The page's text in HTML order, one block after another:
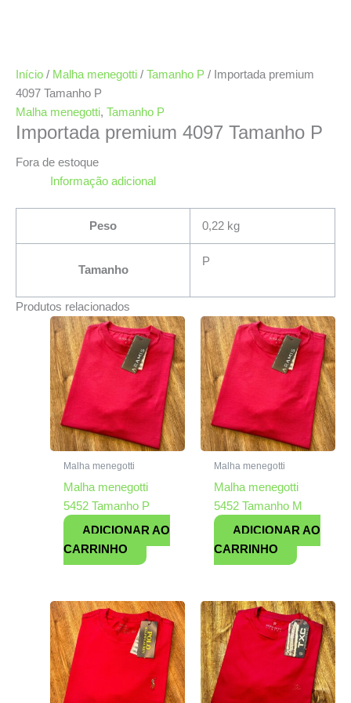
Início / Malha menegotti / Tamanho P / Importada premium
4097 Tamanho P
Malha menegotti, Tamanho P
Importada premium 4097 Tamanho P
Fora de estoque
Informação adicional
Peso 0,22 kg
Tamanho
P
Produtos relacionados
Malha menegotti
Malha menegotti
5452 Tamanho P
ADICIONAR AO
CARRINHO
Malha menegotti
Malha menegotti
5452 Tamanho M
ADICIONAR AO
CARRINHO